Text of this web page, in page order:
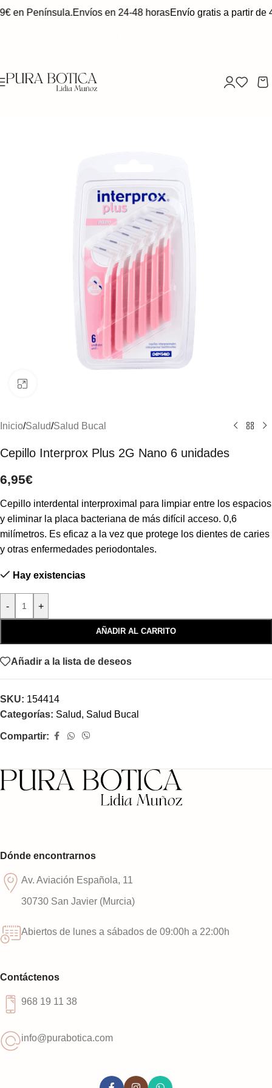
en Península.Envíos en 24-48 horasEnvío gratis a partir de
Inicio/Salud/Salud Bucal
Cepillo Interprox Plus 2G Nano 6 unidades
6,95€
Cepillo interdental interproximal para limpiar entre los espacios
y eliminar la placa bacteriana de más difícil acceso. 0,6
milímetros. Es eficaz a la vez que protege los dientes de caries
y otras enfermedades periodontales.
Hay existencias
- +
AÑADIR AL CARRITO
Añadir a la lista de deseos
SKU: 154414
Categorías: Salud, Salud Bucal
Compartir:
Dónde encontrarnos
Av. Aviación Española, 11
30730 San Javier (Murcia)
Abiertos de lunes a sábados de 09:00h a 22:00h
Contáctenos
968 19 11 38
info@purabotica.com